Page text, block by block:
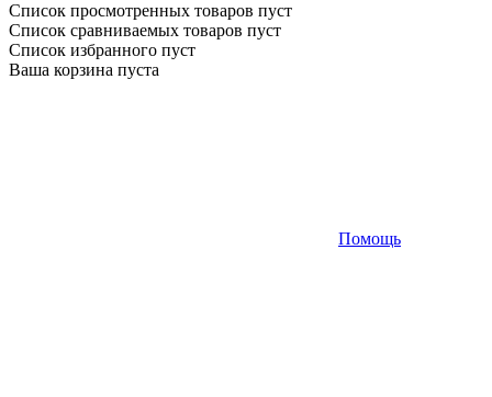
Список просмотренных товаров пуст
Список сравниваемых товаров пуст
Список избранного пуст
Ваша корзина пуста
Помощь